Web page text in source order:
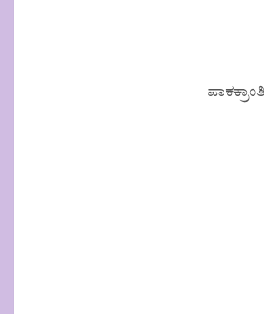
ಪಾಕಕ್ರಾಂತಿ